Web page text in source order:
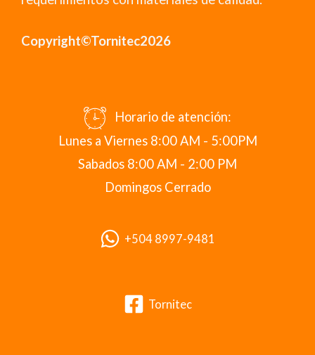
Copyright©Tornitec2026
Horario de atención:
Lunes a Viernes 8:00 AM - 5:00PM
Sabados 8:00 AM - 2:00 PM
Domingos Cerrado
+504 8997-9481
Tornitec